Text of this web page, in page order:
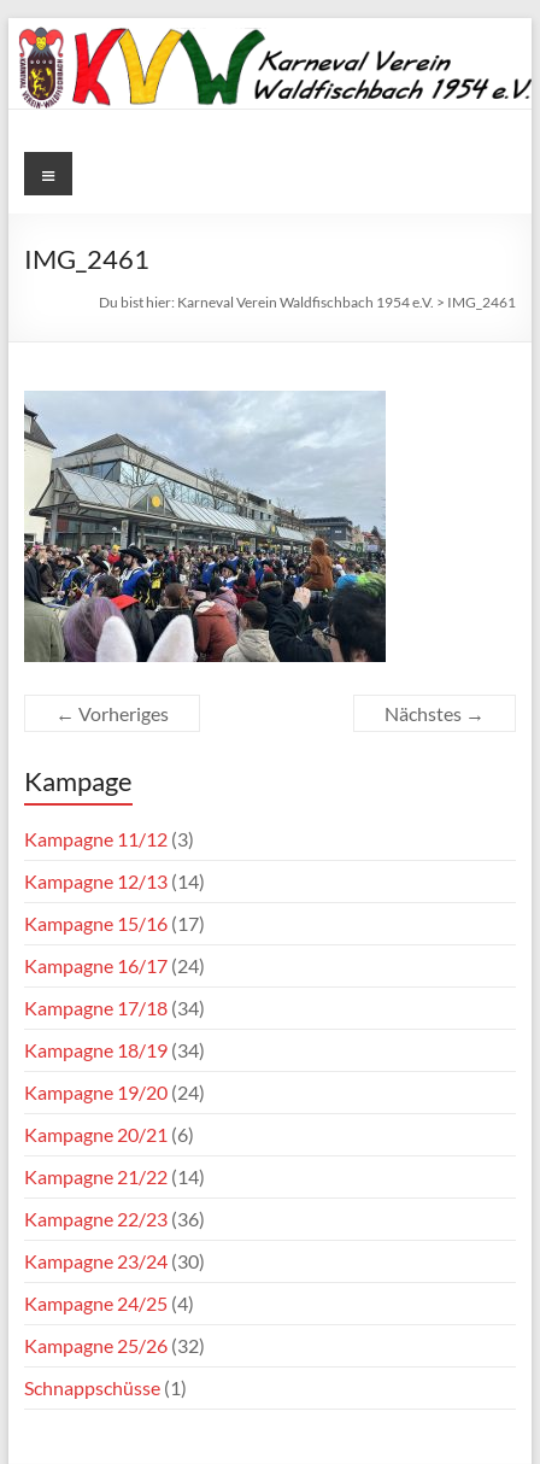
Zum
Inhalt
springen
Karneval
Waldfischbach
1954
Karneval
Verein
Waldfischbach
1954
e.V.
Menü
IMG_2461
Du bist hier: Karneval Verein Waldfischbach 1954 e.V. > IMG_2461
← Vorheriges Nächstes →
Kampage
Kampagne 11/12(3)
Kampagne 12/13(14)
Kampagne 15/16(17)
Kampagne 16/17(24)
Kampagne 17/18(34)
Kampagne 18/19(34)
Kampagne 19/20(24)
Kampagne 20/21 (6)
Kampagne 21/22(14)
Kampagne 22/23(36)
Kampagne 23/24(30)
Kampagne 24/25(4)
Kampagne 25/26(32)
Schnappschüsse(1)